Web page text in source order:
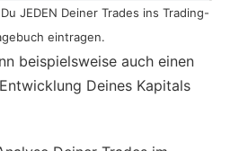
JEDEN Deiner Trades ins Trading-
eintragen.
beispielsweise auch einen
Deines Kapitals